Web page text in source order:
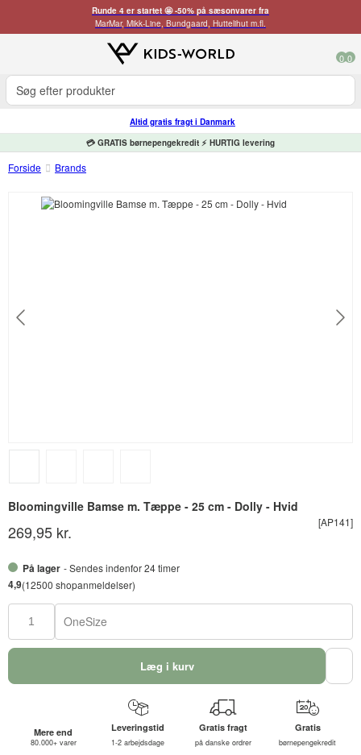
Runde 4 er startet 🤩 -50% på sæsonvarer fra
MarMar, Mikk-Line, Bundgaard, Huttelihut m.fl.
0 0
Altid gratis fragt i Danmark
💳 GRATIS børnepengekredit ⚡ HURTIG levering
Forside Brands
Bloomingville Bamse m. Tæppe - 25 cm - Dolly - Hvid
[AP141]
269,95 kr.
På lager - Sendes indenfor 24 timer
4,9(12500 shopanmeldelser)
OneSize
Læg i kurv
Mere end
80.000+ varer
Leveringstid
1-2 arbejdsdage
Gratis fragt
på danske ordrer
Gratis
børnepengekredit